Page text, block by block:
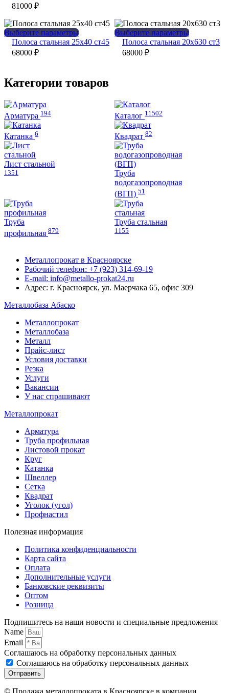
можно
выбрать
на
81000 ₽
на
странице
товара.
Выберите параметрыЭтот
товар
можно
Полоса стальная 25х40 ст45
68000 ₽
Выберите параметрыЭтот
товар
Полоса стальная 20х630 ст3
68000 ₽
Категории товаров
Арматура 194 Каталог 11502
Катанка 6 Квадрат 82
Лист стальной
1351
Труба
водогазопроводная
(ВГП) 51
Труба
профильная 879
Труба стальная
1155
Металлопрокат в Красноярске
Рабочий телефон: +7 (923) 314-69-19
E-mail: info@metallo-prokat24.ru
Адрес: г. Красноярск, ул. Маерчака 65, офис 309
Металлобаза Абаско
Металлопрокат
Металлобаза
Металл
Прайс-лист
Условия доставки
Резка
Услуги
Вакансии
У нас спрашивают
Металлопрокат
Арматура
Труба профильная
Листовой прокат
Круг
Катанка
Швеллер
Сетка
Квадрат
Уголок (угол)
Профнастил
Полезная информация
Политика конфиденциальности
Карта сайта
Оплата
Дополнительные услуги
Банковские реквизиты
Оптом
Розница
Подпишитесь на наши новости и специальные предложения
Name
Email
Соглашаюсь на обработку персональных данных
Соглашаюсь на обработку персональных данных
Отправить
© Продажа металлопроката в Красноярске в компании